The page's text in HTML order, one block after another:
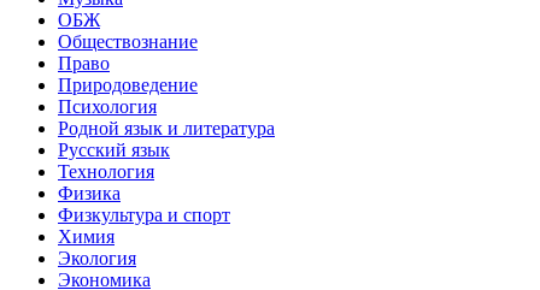
ОБЖ
Обществознание
Право
Природоведение
Психология
Родной язык и литература
Русский язык
Технология
Физика
Физкультура и спорт
Химия
Экология
Экономика